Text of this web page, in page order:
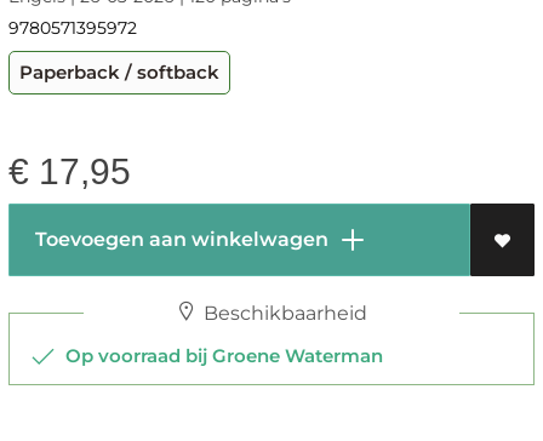
9780571395972
Paperback / softback
€ 17,95
Toevoegen aan winkelwagen
Beschikbaarheid
Op voorraad bij Groene Waterman